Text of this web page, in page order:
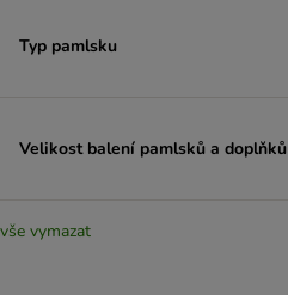
Typ pamlsku
Velikost balení pamlsků a doplňků
vše vymazat